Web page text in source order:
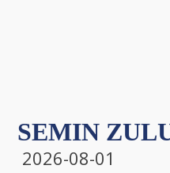
SEMIN
2026-08-01